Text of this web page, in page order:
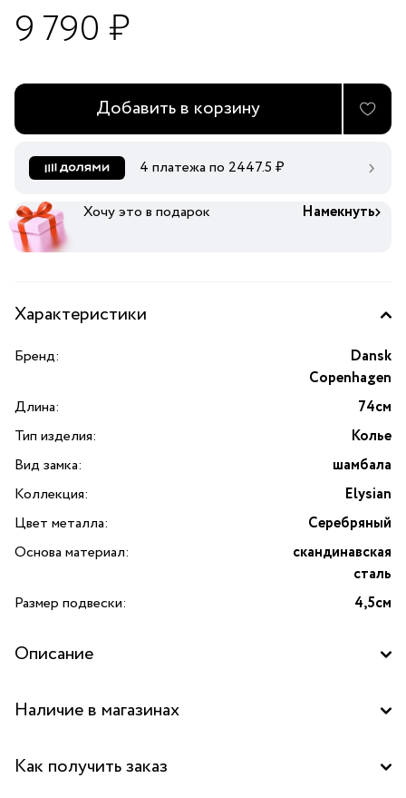
9 790 ₽
Добавить в корзину
4 платежа по 2447.5 ₽
Хочу это в подарок Намекнуть
Характеристики
Бренд:
Dansk
Copenhagen
Длина:
74см
Тип изделия:
Колье
Вид замка:
шамбала
Коллекция:
Elysian
Цвет металла:
Серебряный
Основа материал:
скандинавская
сталь
Размер подвески:
4,5см
Описание
стильное и элегантное украшение от бренда Dansk
тренды и скандинавский минимализм. Это колье станет
Наличие в магазинах
Бутик "La Nature" в ТД "Дружба", Москва
Как получить заказ